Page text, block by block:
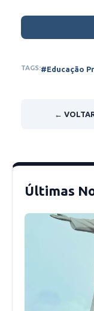
Fonte:
TAGS:#Educação
←
Últimas